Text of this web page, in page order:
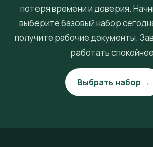
потеря времени и доверия.
выберите базовый набор
получите рабочие документы.
работать
Выбрать набор →